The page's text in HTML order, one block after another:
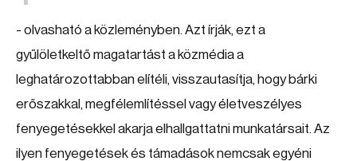
- olvasható a közleményben. Azt írják, ezt a
gyűlöletkeltő magatartást a közmédia a
leghatározottabban elítéli, visszautasítja, hogy bárki
erőszakkal, megfélemlítéssel vagy életveszélyes
fenyegetésekkel akarja elhallgattatni munkatársait. Az
ilyen fenyegetések és támadások nemcsak egyéni